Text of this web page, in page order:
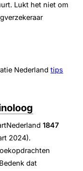
Lukt het niet om
Nederlandtips
1847
2024).
Bedenk dat